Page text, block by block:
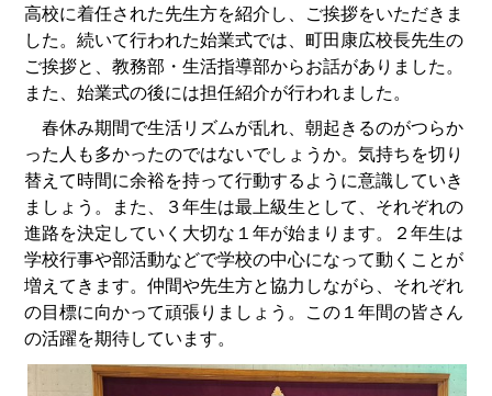
高校に着任された先生方を紹介し、ご挨拶をいただきま
した。続いて行われた始業式では、町田康広校長先生の
ご挨拶と、教務部・生活指導部からお話がありました。
また、始業式の後には担任紹介が行われました。
春休み期間で生活リズムが乱れ、朝起きるのがつらか
った人も多かったのではないでしょうか。気持ちを切り
替えて時間に余裕を持って行動するように意識していき
ましょう。また、３年生は最上級生として、それぞれの
進路を決定していく大切な１年が始まります。２年生は
学校行事や部活動などで学校の中心になって動くことが
増えてきます。仲間や先生方と協力しながら、それぞれ
の目標に向かって頑張りましょう。この１年間の皆さん
の活躍を期待しています。